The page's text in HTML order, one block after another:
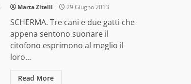
Marta Zitelli 29 Giugno 2013
SCHERMA. Tre cani e due gatti che
appena sentono suonare il
citofono esprimono al meglio il
loro...
Read More